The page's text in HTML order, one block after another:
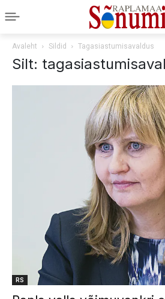
Avaleht Sildid Tagasiastumisavaldus
Silt:
RS